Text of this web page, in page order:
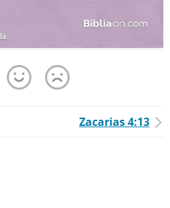
Zacarias 4:13